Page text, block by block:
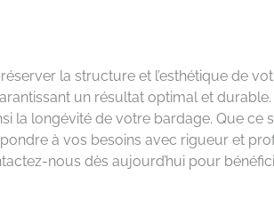
la structure et l’esthétique de
un résultat optimal et
la longévité de votre bardage. Que
à vos besoins avec rigueur et
nous dès aujourd’hui pour